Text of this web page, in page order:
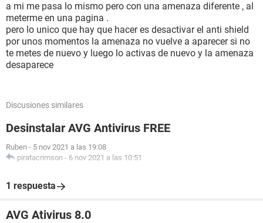
a mi me pasa lo mismo pero con una amenaza diferente , al
meterme en una pagina .
pero lo unico que hay que hacer es desactivar el anti shield
por unos momentos la amenaza no vuelve a aparecer si no
te metes de nuevo y luego lo activas de nuevo y la amenaza
desaparece
Discusiones similares
Desinstalar AVG Antivirus FREE
Ruben - 5 nov 2021 a las 19:08
piratacrimson - 6 nov 2021 a las 10:51
1 respuesta
AVG Ativirus 8.0